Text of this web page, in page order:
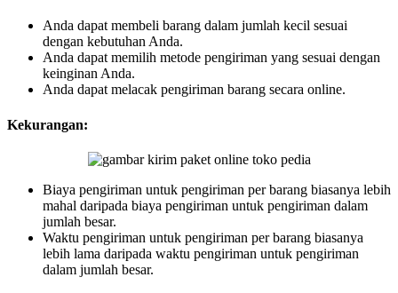
Anda dapat membeli barang dalam jumlah kecil sesuai
dengan kebutuhan Anda.
Anda dapat memilih metode pengiriman yang sesuai dengan
keinginan Anda.
Anda dapat melacak pengiriman barang secara online.
Kekurangan:
Biaya pengiriman untuk pengiriman per barang biasanya lebih
mahal daripada biaya pengiriman untuk pengiriman dalam
jumlah besar.
Waktu pengiriman untuk pengiriman per barang biasanya
lebih lama daripada waktu pengiriman untuk pengiriman
dalam jumlah besar.